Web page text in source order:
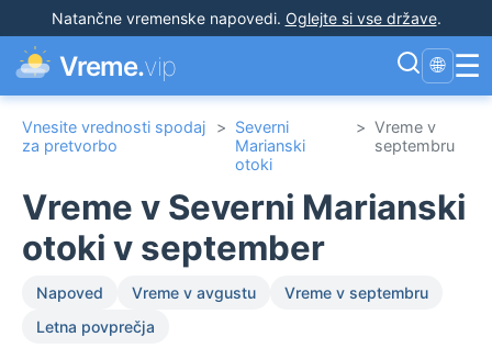
Natančne vremenske napovedi. Oglejte si vse države.
Vreme.vip 🌐 ☰
Vnesite vrednosti spodaj
za pretvorbo
> Severni
Marianski
otoki
> Vreme v
septembru
Vreme v Severni Marianski
otoki v september
Napoved Vreme v avgustu
Vreme v septembru
Letna povprečja